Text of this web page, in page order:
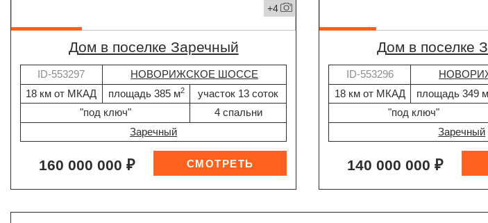
+4
дом в поселке Заречный
ID-553297
НОВОРИЖСКОЕ ШОССЕ
18 км от МКАД
площадь 385 м2
участок 13 соток
"под ключ"
4 спальни
Заречный
160 000 000 ₽
дом в поселке
ID-553296
18 км от МКАД
площадь 349 м
"под ключ"
Заречный
140 000 000 ₽